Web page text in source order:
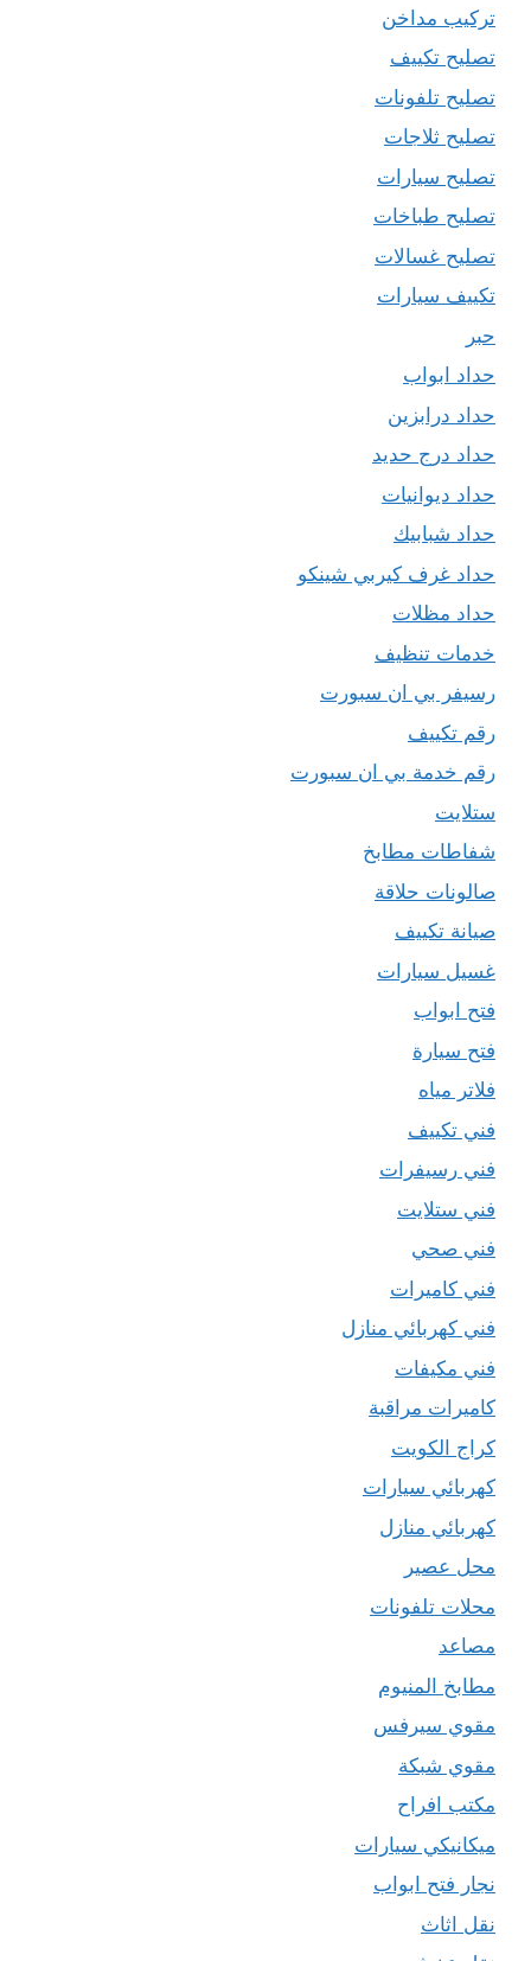
تركيب مداخن
تصليح تكييف
تصليح تلفونات
تصليح ثلاجات
تصليح سيارات
تصليح طباخات
تصليح غسالات
تكييف سيارات
حبر
حداد ابواب
حداد درابزين
حداد درج حديد
حداد ديوانيات
حداد شبابيك
حداد غرف كيربي شينكو
حداد مظلات
خدمات تنظيف
رسيفر بي ان سبورت
رقم تكييف
رقم خدمة بي ان سبورت
ستلايت
شفاطات مطابخ
صالونات حلاقة
صيانة تكييف
غسيل سيارات
فتح ابواب
فتح سيارة
فلاتر مياه
فني تكييف
فني رسيفرات
فني ستلايت
فني صحي
فني كاميرات
فني كهربائي منازل
فني مكيفات
كاميرات مراقبة
كراج الكويت
كهربائي سيارات
كهربائي منازل
محل عصير
محلات تلفونات
مصاعد
مطابخ المنيوم
مقوي سيرفس
مقوي شبكة
مكتب افراح
ميكانيكي سيارات
نجار فتح ابواب
نقل اثاث